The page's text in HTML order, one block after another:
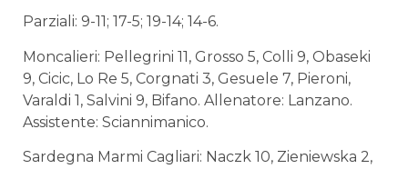
Parziali: 9-11; 17-5; 19-14; 14-6.
Moncalieri: Pellegrini 11, Grosso 5, Colli 9, Obaseki
9, Cicic, Lo Re 5, Corgnati 3, Gesuele 7, Pieroni,
Varaldi 1, Salvini 9, Bifano. Allenatore: ­­Lanzano.
Assistente: Sciannimanico.
Sardegna Marmi Cagliari: Naczk 10, Zieniewska 2,